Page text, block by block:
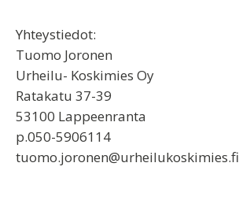
Yhteystiedot:
Tuomo Joronen
Urheilu- Koskimies Oy
Ratakatu 37-39
53100 Lappeenranta
p.050-5906114
tuomo.joronen@urheilukoskimies.fi